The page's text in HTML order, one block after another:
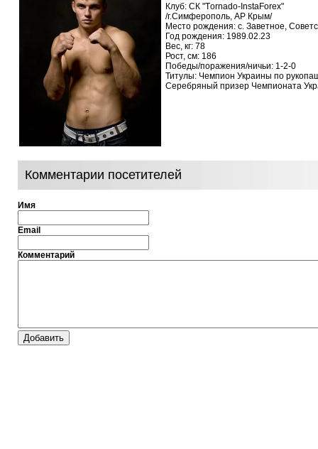
Клуб: СК "Тornado-InstaForex"
/г.Симферополь, АР Крым/
Место рождения: с. Заветное,
Год рождения: 1989.02.23
Вес, кг: 78
Рост, см: 186
Победы/поражения/ничьи: 1-2-0
Титулы: Чемпион Украины по
Серебряный призер Чемпионата
Комментарии посетителей
Имя
Email
Комментарий